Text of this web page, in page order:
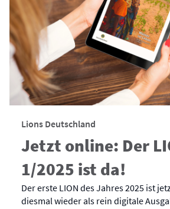
Lions Deutschland
Jetzt online: Der
1/2025 ist da!
Der erste LION des Jahres 2025 ist
diesmal wieder als rein digitale